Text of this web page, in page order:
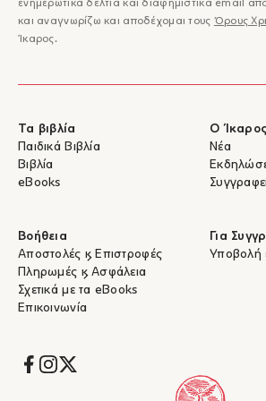
ενημερωτικά δελτία και διαφημιστικά email
και αναγνωρίζω και αποδέχομαι τους Όρους
Ίκαρος.
Τα βιβλία
Παιδικά Βιβλία
Βιβλία
eBooks
Ο Ίκαρος
Νέα
Βοήθεια
Αποστολές & Επιστροφές
Πληρωμές & Ασφάλεια
Σχετικά με τα eBooks
Επικοινωνία
Για
Υποβολή
Socials